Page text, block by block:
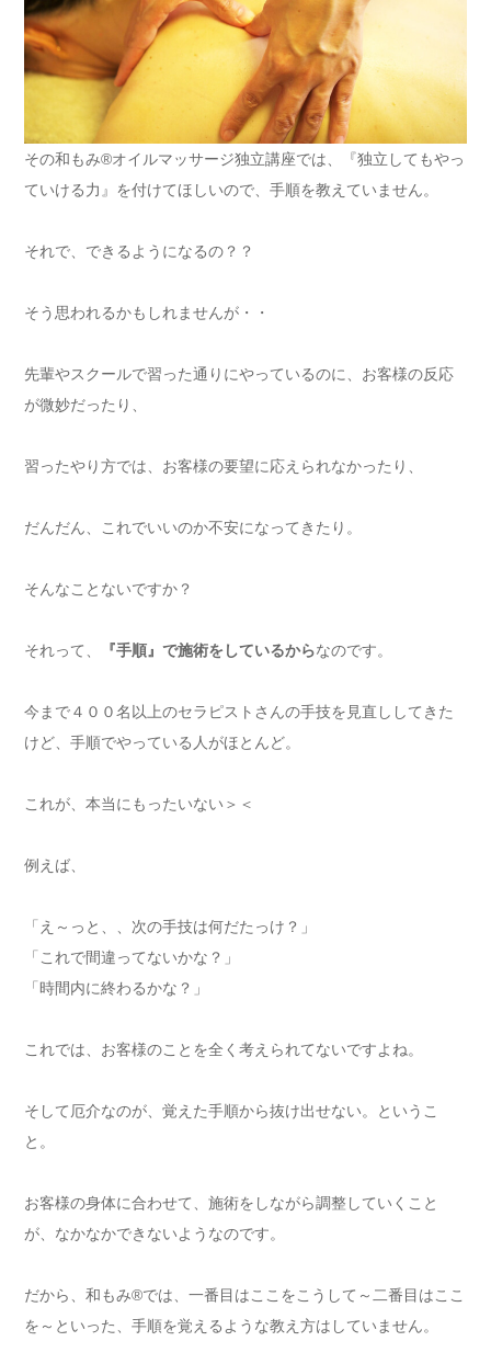
その和もみ®オイルマッサージ独立講座では、『独立してもやっ
ていける力』を付けてほしいので、手順を教えていません。
それで、できるようになるの？？
そう思われるかもしれませんが・・
先輩やスクールで習った通りにやっているのに、お客様の反応
が微妙だったり、
習ったやり方では、お客様の要望に応えられなかったり、
だんだん、これでいいのか不安になってきたり。
そんなことないですか？
それって、 『手順』で施術をしているからなのです。
今まで４００名以上のセラピストさんの手技を見直ししてきた
けど、手順でやっている人がほとんど。
これが、本当にもったいない＞＜
例えば、
「え～っと、、次の手技は何だたっけ？」
「これで間違ってないかな？」
「時間内に終わるかな？」
これでは、お客様のことを全く考えられてないですよね。
そして厄介なのが、覚えた手順から抜け出せない。というこ
と。
お客様の身体に合わせて、施術をしながら調整していくこと
が、なかなかできないようなのです。
だから、和もみ®では、一番目はここをこうして～二番目はここ
を～といった、手順を覚えるような教え方はしていません。